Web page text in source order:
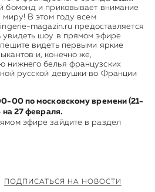
бомонд и приковывает внимание
миру! В этом году всем
magazin.ru предоставляется
увидеть шоу в прямом эфире
видеть первыми яркие
и, конечно же,
нижнего белья французских
русской девушки во Франции
00 по московскому времени (21-
27 февраля.
эфире зайдите в раздел
ПОДПИСАТЬСЯ НА НОВОСТИ